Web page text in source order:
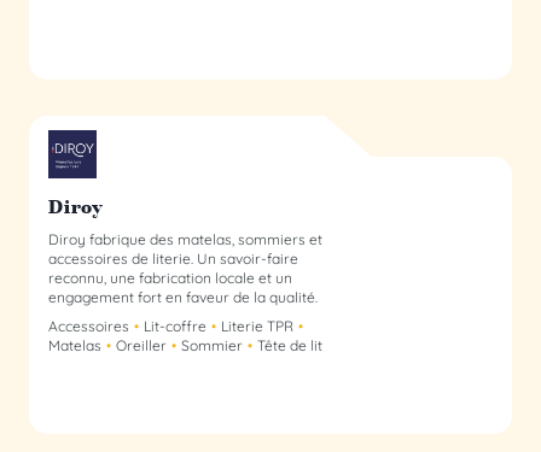
Diroy - membre du collectif
Diroy
Diroy fabrique des matelas, sommiers et
accessoires de literie. Un savoir-faire
reconnu, une fabrication locale et un
engagement fort en faveur de la qualité.
Accessoires
Lit-coffre
Literie TPR
Matelas
Oreiller Sommier Tête de lit